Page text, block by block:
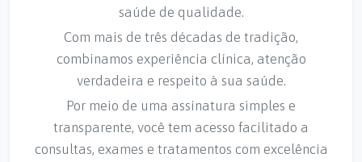
saúde de qualidade.
Com mais de três décadas de tradição,
combinamos experiência clínica, atenção
verdadeira e respeito à sua saúde.
Por meio de uma assinatura simples e
transparente, você tem acesso facilitado a
consultas, exames e tratamentos com excelência